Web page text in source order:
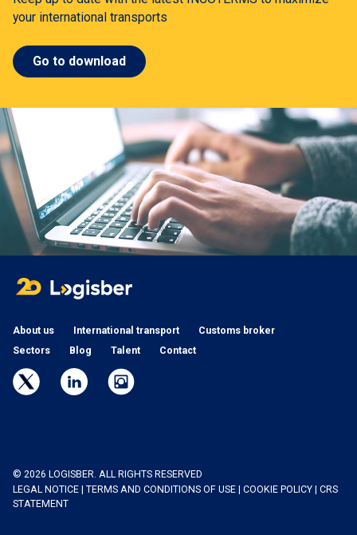
your international transports
Go to download
About us International transport
Customs broker
Sectors
Blog Talent Contact
© 2026 LOGISBER. ALL RIGHTS RESERVED
LEGAL NOTICE
TERMS AND CONDITIONS OF USE COOKIE POLICY
CRS
STATEMENT